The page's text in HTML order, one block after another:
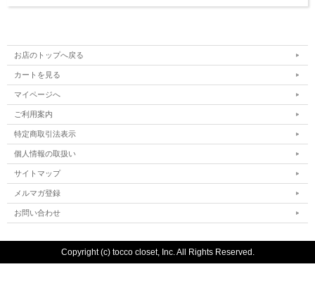
お店のトップへ戻る
カートを見る
マイページへ
ご利用案内
特定商取引法表示
個人情報の取扱い
サイトマップ
メルマガ登録
お問い合わせ
Copyright (c) tocco closet, Inc. All Rights Reserved.